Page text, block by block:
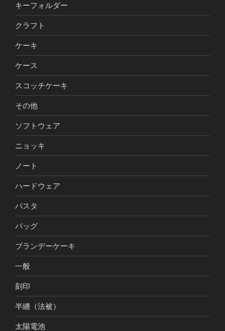
キーフォルダー
クラフト
ケーキ
ケース
スコッチケーキ
その他
ソフトウェア
ニョッキ
ノート
ハードウェア
パスタ
バッグ
ブランデーケーキ
一般
刻印
半纏（法被）
太陽電池